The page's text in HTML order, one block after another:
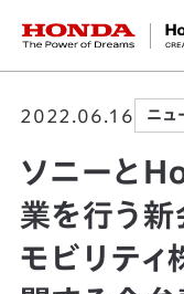
HONDA The
2022.06.16 ニュ
ソニーと
業を行う新
モビリティ